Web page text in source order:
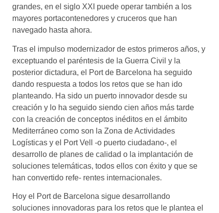
grandes, en el siglo XXI puede operar también a los
mayores portacontenedores y cruceros que han
navegado hasta ahora.
Tras el impulso modernizador de estos primeros años, y
exceptuando el paréntesis de la Guerra Civil y la
posterior dictadura, el Port de Barcelona ha seguido
dando respuesta a todos los retos que se han ido
planteando. Ha sido un puerto innovador desde su
creación y lo ha seguido siendo cien años más tarde
con la creación de conceptos inéditos en el ámbito
Mediterráneo como son la Zona de Actividades
Logísticas y el Port Vell -o puerto ciudadano-, el
desarrollo de planes de calidad o la implantación de
soluciones telemáticas, todos ellos con éxito y que se
han convertido refe- rentes internacionales.
Hoy el Port de Barcelona sigue desarrollando
soluciones innovadoras para los retos que le plantea el